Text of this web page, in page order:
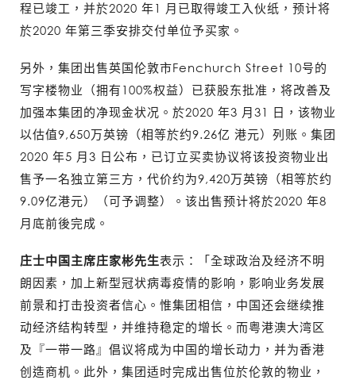
程已竣工，并於2020 年1 月已取得竣工入伙纸，预计将
於2020 年第三季安排交付单位予买家。
另外，集团出售英国伦敦市Fenchurch Street 10号的
写字楼物业（拥有100%权益）已获股东批准，将改善及
加强本集团的净现金状况。於2020 年3 月31 日，该物业
以估值9,650万英镑（相等於约9.26亿 港元）列账。集团
2020 年5 月3 日公布，已订立买卖协议将该投资物业出
售予一名独立第三方，代价约为9,420万英镑（相等於约
9.09亿港元）（可予调整）。该出售预计将於2020 年8
月底前後完成。
庄士中国主席庄家彬先生表示：「全球政治及经济不明
朗因素，加上新型冠状病毒疫情的影响，影响业务发展
前景和打击投资者信心。惟集团相信，中国还会继续推
动经济结构转型，并维持稳定的增长。而粤港澳大湾区
及『一带一路』倡议将成为中国的增长动力，并为香港
创造商机。此外，集团适时完成出售位於伦敦的物业，